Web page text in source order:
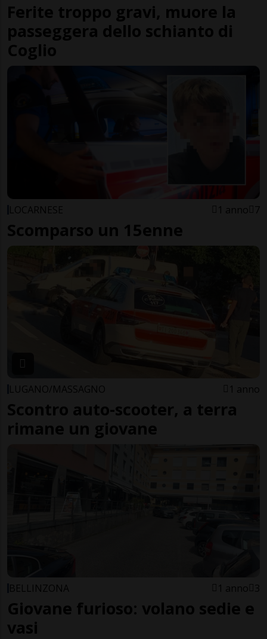
Ferite troppo gravi, muore la
passeggera dello schianto di
Coglio
LOCARNESE 1 anno 7
Scomparso un 15enne
LUGANO/MASSAGNO 1 anno
Scontro auto-scooter, a terra
rimane un giovane
BELLINZONA 1 anno 3
Giovane furioso: volano sedie e
vasi